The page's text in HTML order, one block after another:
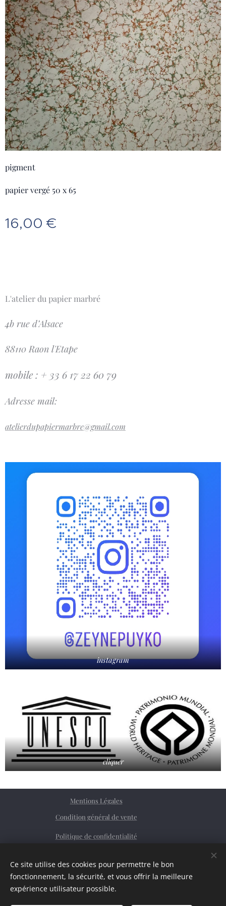
pigment
papier vergé 50 x 65
16,00 €
L'atelier du papier marbré
4b rue d’Alsace
88110 Raon l'Etape
mobile : + 33 6 17 22 60 79
Adresse mail:
atelierdupapiermarbre@gmail.com
instagram
cliquer
Mentions Légales
Condition général de vente
Politique de confidentialité
Siret76362379200023 Cookies
Ce site utilise des cookies pour permettre le bon
fonctionnement, la sécurité, et vous offrir la meilleure
expérience utilisateur possible.